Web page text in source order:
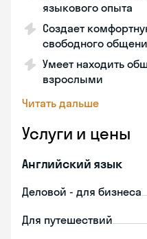
языкового опыта
Создает
свободного
Умеет находить
взрослыми
Читать дальше
Услуги и цены
Английский язык
Деловой - для бизнеса
Для путешествий